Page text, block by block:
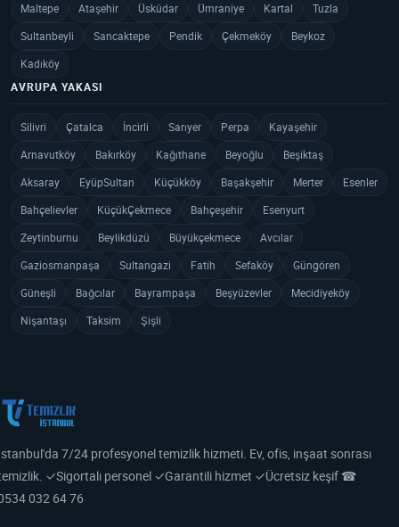
Maltepe Ataşehir Üsküdar Ümraniye Kartal
Tuzla
Sultanbeyli
Sancaktepe Pendik Çekmeköy
Beykoz
Kadıköy
AVRUPA YAKASI
Silivri Çatalca İncirli Sarıyer Perpa
Kayaşehir
Arnavutköy
Bakırköy Kağıthane Beyoğlu
Beşiktaş
Aksaray
EyüpSultan Küçükköy Başakşehir Merter
Esenler
Bahçelievler
KüçükÇekmece Bahçeşehir
Esenyurt
Zeytinburnu
Beylikdüzü Büyükçekmece
Avcılar
Gaziosmanpaşa
Sultangazi Fatih Sefaköy
Güngören
Güneşli
Bağcılar Bayrampaşa Beşyüzevler
Mecidiyeköy
Nişantaşı
Taksim Şişli
7/24 profesyonel temizlik hizmeti. Ev, ofis, inşaat sonrası
✓Sigortalı personel ✓Garantili hizmet ✓Ücretsiz keşif ☎
032 64 76